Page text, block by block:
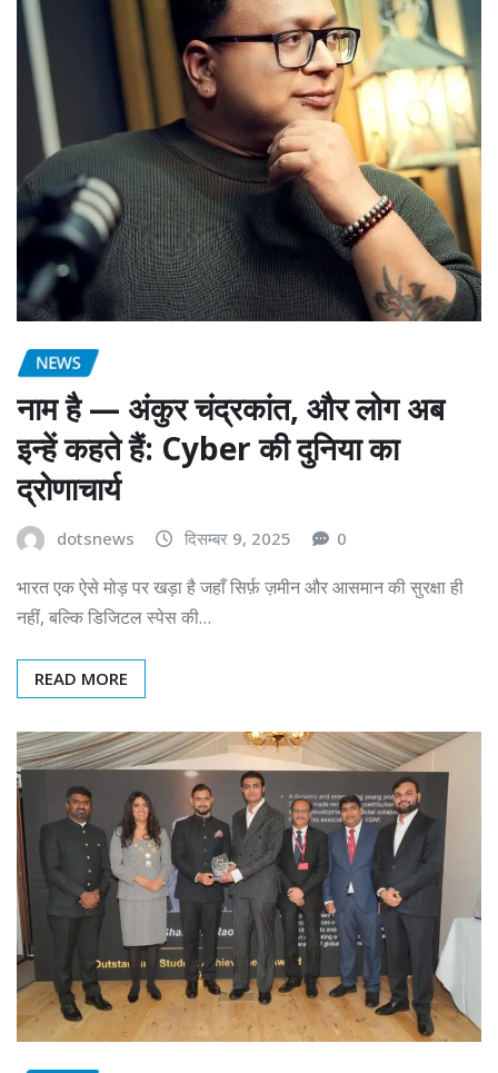
NEWS
नाम है — अंकुर चंद्रकांत, और लोग अब
इन्हें कहते हैं: Cyber की दुनिया का
द्रोणाचार्य
dotsnews दिसम्बर 9, 2025 0
भारत एक ऐसे मोड़ पर खड़ा है जहाँ सिर्फ़ ज़मीन और आसमान की सुरक्षा ही
नहीं, बल्कि डिजिटल स्पेस की…
READ MORE